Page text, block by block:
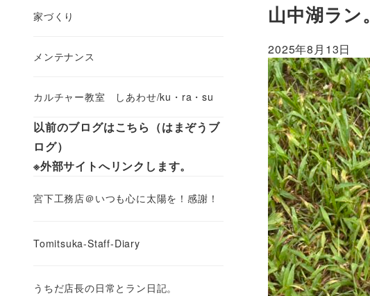
山中湖ラン。
2025年8月13日
家づくり
メンテナンス
カルチャー教室 しあわせ/ku・ra・su
以前のブログはこちら（はまぞうブ
ログ）
※外部サイトへリンクします。
宮下工務店＠いつも心に太陽を！感謝！
Tomitsuka-Staff-Diary
うちだ店長の日常とラン日記。